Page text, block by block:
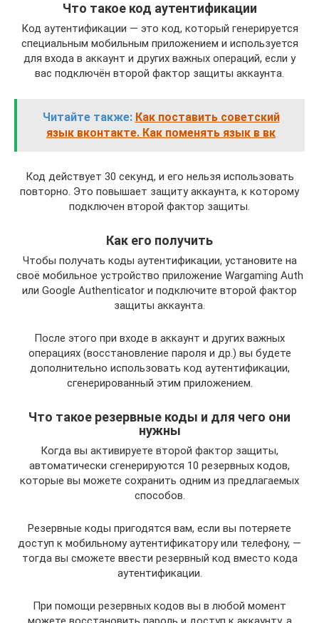
Что такое код аутентификации
Код аутентификации — это код, который генерируется
специальным мобильным приложением и используется
для входа в аккаунт и других важных операций, если у
вас подключён второй фактор защиты аккаунта.
Читайте также: Как поставить советский
язык вконтакте. Как поменять язык в вк
Код действует 30 секунд, и его нельзя использовать
повторно. Это повышает защиту аккаунта, к которому
подключен второй фактор защиты.
Как его получить
Чтобы получать коды аутентификации, установите на
своё мобильное устройство приложение Wargaming Auth
или Google Authenticator и подключите второй фактор
защиты аккаунта.
После этого при входе в аккаунт и других важных
операциях (восстановление пароля и др.) вы будете
дополнительно использовать код аутентификации,
сгенерированный этим приложением.
Что такое резервные коды и для чего они
нужны
Когда вы активируете второй фактор защиты,
автоматически сгенерируются 10 резервных кодов,
которые вы можете сохранить одним из предлагаемых
способов.
Резервные коды пригодятся вам, если вы потеряете
доступ к мобильному аутентификатору или телефону, —
тогда вы сможете ввести резервный код вместо кода
аутентификации.
При помощи резервных кодов вы в любой момент